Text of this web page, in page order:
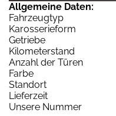
Allgemeine Daten:
Fahrzeugtyp
Karosserieform
Getriebe
Kilometerstand
Anzahl der Türen
Farbe
Standort
Lieferzeit
Unsere Nummer